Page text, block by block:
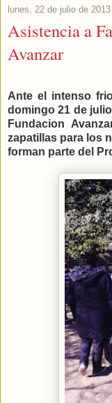
lunes, 22 de julio de 2013
Asistencia a
Avanzar
Ante el intenso
domingo 21 de
Fundacion
zapatillas para los
forman parte del